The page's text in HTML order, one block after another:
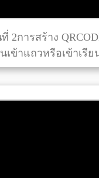
2การสร้าง
เข้าแถวหรือเข้าเรีย